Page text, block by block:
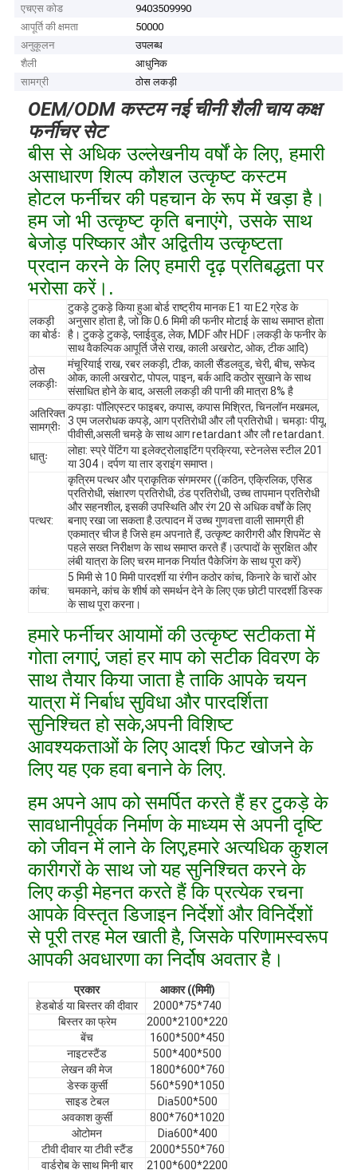
घर
उत्पादों
वीआर शो
हमारे बारे में
कारखाने का दौरा
गुणवत्ता नियंत्रण
हमसे संपर्क करें
समाचार
अक्सर पूछे जाने वाले प्रश्न
अब बात करें
एचएस कोड
9403509990
आपूर्ति की क्षमता
50000
अनुकूलन
उपलब्ध
शैली
आधुनिक
सामग्री
ठोस लकड़ी
OEM/ODM कस्टम नई चीनी शैली चाय कक्ष
फर्नीचर सेट
बीस से अधिक उल्लेखनीय वर्षों के लिए, हमारी
असाधारण शिल्प कौशल उत्कृष्ट कस्टम
होटल फर्नीचर की पहचान के रूप में खड़ा है।
हम जो भी उत्कृष्ट कृति बनाएंगे, उसके साथ
बेजोड़ परिष्कार और अद्वितीय उत्कृष्टता
प्रदान करने के लिए हमारी दृढ़ प्रतिबद्धता पर
भरोसा करें।.
लकड़ी
का बोर्डः
टुकड़े टुकड़े किया हुआ बोर्ड राष्ट्रीय मानक E1 या E2 ग्रेड के
अनुसार होता है, जो कि 0.6 मिमी की फनीर मोटाई के साथ समाप्त होता
है। टुकड़े टुकड़े, प्लाईवुड, लेक, MDF और HDF।लकड़ी के फनीर के
साथ वैकल्पिक आपूर्ति जैसे राख, काली अखरोट, ओक, टीक आदि)
ठोस
लकड़ीः
मंचूरियाई राख, रबर लकड़ी, टीक, काली सैंडलवुड, चेरी, बीच, सफेद
ओक, काली अखरोट, पोपल, पाइन, बर्क आदि कठोर सुखाने के साथ
संसाधित होने के बाद, असली लकड़ी की पानी की मात्रा 8% है
अतिरिक्त
सामग्रीः
कपड़ाः पॉलिएस्टर फाइबर, कपास, कपास मिश्रित, चिनलॉन मखमल,
3 एम जलरोधक कपड़े, आग प्रतिरोधी और लौ प्रतिरोधी। चमड़ाः पीयू,
पीवीसी,असली चमड़े के साथ आग retardant और लौ retardant.
धातुः
लोहा: स्प्रे पेंटिंग या इलेक्ट्रोलाइटिंग प्रक्रिया, स्टेनलेस स्टील 201
या 304। दर्पण या तार ड्राइंग समाप्त।
पत्थर:
कृत्रिम पत्थर और प्राकृतिक संगमरमर ((कठिन, एक्रिलिक, एसिड
प्रतिरोधी, संक्षारण प्रतिरोधी, ठंड प्रतिरोधी, उच्च तापमान प्रतिरोधी
और सहनशील, इसकी उपस्थिति और रंग 20 से अधिक वर्षों के लिए
बनाए रखा जा सकता है.उत्पादन में उच्च गुणवत्ता वाली सामग्री ही
एकमात्र चीज है जिसे हम अपनाते हैं, उत्कृष्ट कारीगरी और शिपमेंट से
पहले सख्त निरीक्षण के साथ समाप्त करते हैं।उत्पादों के सुरक्षित और
लंबी यात्रा के लिए चरम मानक निर्यात पैकेजिंग के साथ पूरा करें)
कांच:
5 मिमी से 10 मिमी पारदर्शी या रंगीन कठोर कांच, किनारे के चारों ओर
चमकाने, कांच के शीर्ष को समर्थन देने के लिए एक छोटी पारदर्शी डिस्क
के साथ पूरा करना।
हमारे फर्नीचर आयामों की उत्कृष्ट सटीकता में
गोता लगाएं, जहां हर माप को सटीक विवरण के
साथ तैयार किया जाता है ताकि आपके चयन
यात्रा में निर्बाध सुविधा और पारदर्शिता
सुनिश्चित हो सके,अपनी विशिष्ट
आवश्यकताओं के लिए आदर्श फिट खोजने के
लिए यह एक हवा बनाने के लिए.
हम अपने आप को समर्पित करते हैं हर टुकड़े के
सावधानीपूर्वक निर्माण के माध्यम से अपनी दृष्टि
को जीवन में लाने के लिए,हमारे अत्यधिक कुशल
कारीगरों के साथ जो यह सुनिश्चित करने के
लिए कड़ी मेहनत करते हैं कि प्रत्येक रचना
आपके विस्तृत डिजाइन निर्देशों और विनिर्देशों
से पूरी तरह मेल खाती है, जिसके परिणामस्वरूप
आपकी अवधारणा का निर्दोष अवतार है।
प्रकार
आकार ((मिमी)
हेडबोर्ड या बिस्तर की दीवार
2000*75*740
बिस्तर का फ्रेम
2000*2100*220
बेंच
1600*500*450
नाइटस्टैंड
500*400*500
लेखन की मेज
1800*600*760
डेस्क कुर्सी
560*590*1050
साइड टेबल
Dia500*500
अवकाश कुर्सी
800*760*1020
ओटोमन
Dia600*400
टीवी दीवार या टीवी स्टैंड
2000*550*760
वार्डरोब के साथ मिनी बार
2100*600*2200